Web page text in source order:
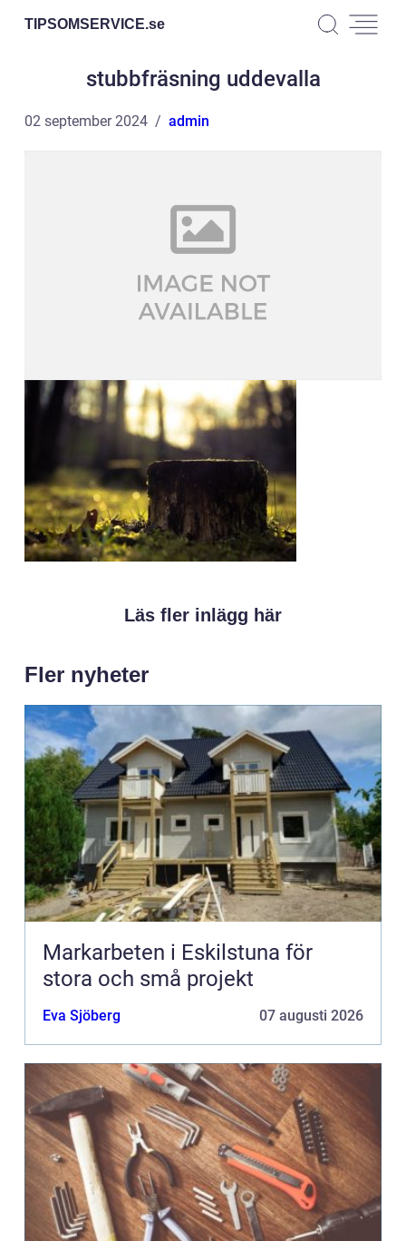
TIPSOMSERVICE.se
stubbfräsning uddevalla
02 september 2024 admin
Läs fler inlägg här
Fler nyheter
Markarbeten i Eskilstuna för
stora och små projekt
Eva Sjöberg 07 augusti 2026